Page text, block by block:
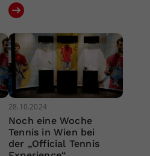
28.10.2024
Noch eine Woche
Tennis in Wien bei
der „Official Tennis